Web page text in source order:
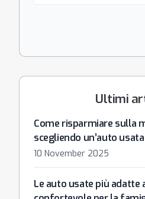
Ultimi
Come risparmiare sulla
scegliendo un’auto
10 November 2025
Le auto usate più adatte